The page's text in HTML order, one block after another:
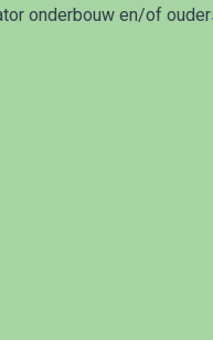
onderbouw en/of